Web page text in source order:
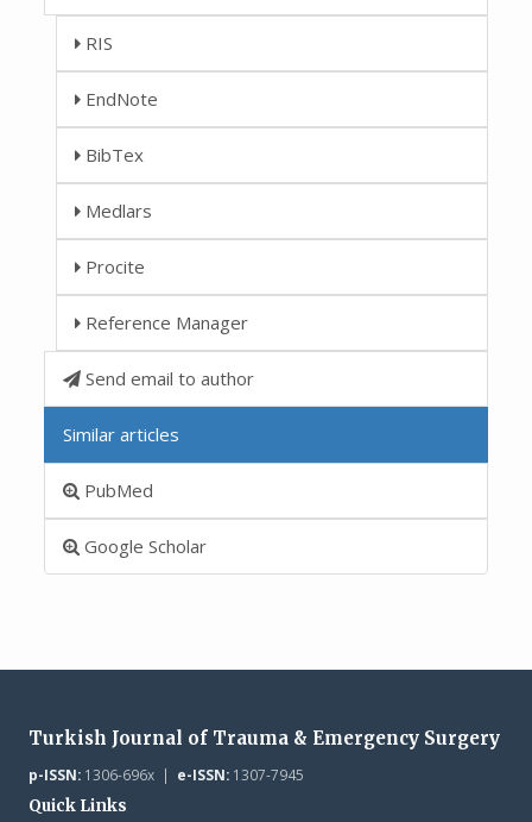
RIS
EndNote
BibTex
Medlars
Procite
Reference Manager
Send email to author
Similar articles
PubMed
Google Scholar
Turkish Journal of Trauma & Emergency Surgery
p-ISSN:1306-696x | e-ISSN:1307-7945
Quick Links